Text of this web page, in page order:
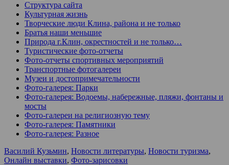
Структура сайта
Культурная жизнь
Творческие люди Клина, района и не только
Братья наши меньшие
Природа г.Клин, окрестностей и не только…
Туристические фото-отчеты
Фото-отчеты спортивных мероприятий
Транспортные фотогалереи
Музеи и достопримечательности
Фото-галерея: Парки
Фото-галерея: Водоемы, набережные, пляжи, фонтаны и
мосты
Фото-галереи на религиозную тему
Фото-галерея: Памятники
Фото-галерея: Разное
Василий Кузьмин, Новости литературы, Новости туризма,
Онлайн выставки, Фото-зарисовки